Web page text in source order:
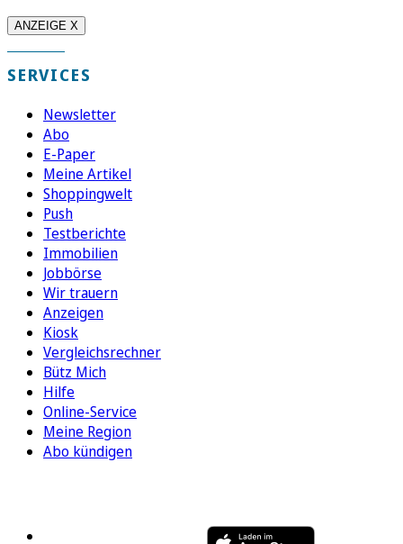
ANZEIGE X
SERVICES
Newsletter
Abo
E-Paper
Meine Artikel
Shoppingwelt
Push
Testberichte
Immobilien
Jobbörse
Wir trauern
Anzeigen
Kiosk
Vergleichsrechner
Bütz Mich
Hilfe
Online-Service
Meine Region
Abo kündigen